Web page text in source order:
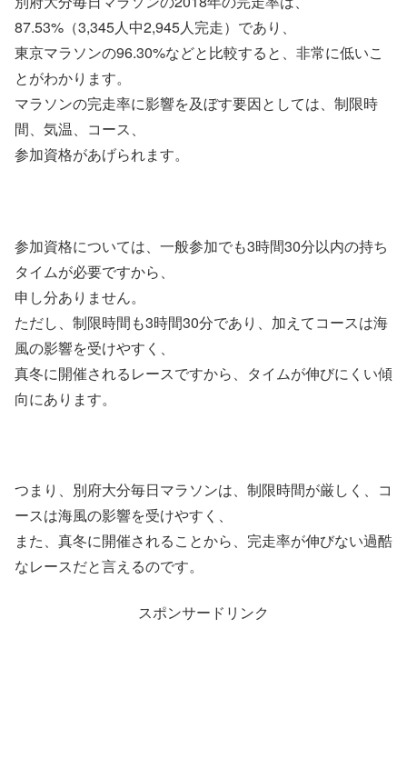
87.53%（3,345人中2,945人完走）であり、
東京マラソンの96.30%などと比較すると、非常に低いこ
とがわかります。
マラソンの完走率に影響を及ぼす要因としては、制限時
間、気温、コース、
参加資格があげられます。
参加資格については、一般参加でも3時間30分以内の持ち
タイムが必要ですから、
申し分ありません。
ただし、制限時間も3時間30分であり、加えてコースは海
風の影響を受けやすく、
真冬に開催されるレースですから、タイムが伸びにくい傾
向にあります。
つまり、別府大分毎日マラソンは、制限時間が厳しく、コ
ースは海風の影響を受けやすく、
また、真冬に開催されることから、完走率が伸びない過酷
なレースだと言えるのです。
スポンサードリンク